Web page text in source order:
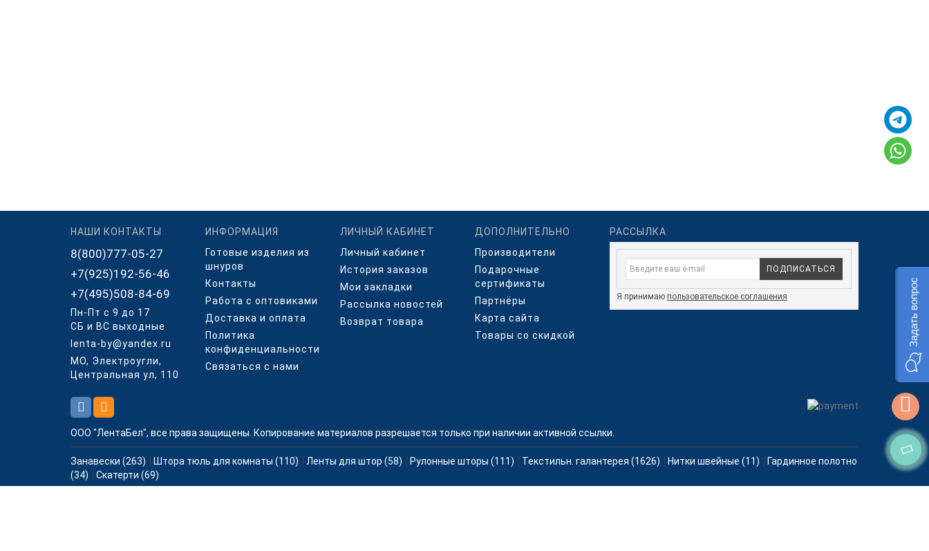
НАШИ КОНТАКТЫ
8(800)777-05-27
+7(925)192-56-46
+7(495)508-84-69
Пн-Пт с 9 до 17
СБ и ВС выходные
lenta-by@yandex.ru
МО, Электроугли,
Центральная ул, 110
ИНФОРМАЦИЯ
Готовые изделия из
шнуров
Контакты
Работа с оптовиками
Доставка и оплата
Политика
конфиденциальности
Связаться с нами
ЛИЧНЫЙ КАБИНЕТ
Личный кабинет
История заказов
Мои закладки
Рассылка новостей
Возврат товара
ДОПОЛНИТЕЛЬНО
Производители
Подарочные
сертификаты
Партнёры
Карта сайта
Товары со скидкой
РАССЫЛКА
ПОДПИСАТЬСЯ
Я принимаю пользовательское соглашения
ООО "ЛентаБел", все права защищены. Копирование материалов разрешается только при наличии активной ссылки.
Занавески (263) Штора тюль для комнаты (110) Ленты для штор (58) Рулонные шторы (111) Текстильн. галантерея (1626) Нитки швейные (11)
Гардинное полотно
(34)
Скатерти (69)
Задать вопрос